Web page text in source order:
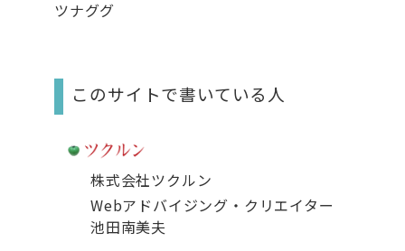
ツナググ
このサイトで書いている人
株式会社ツクルン
Webアドバイジング・クリエイター
池田南美夫